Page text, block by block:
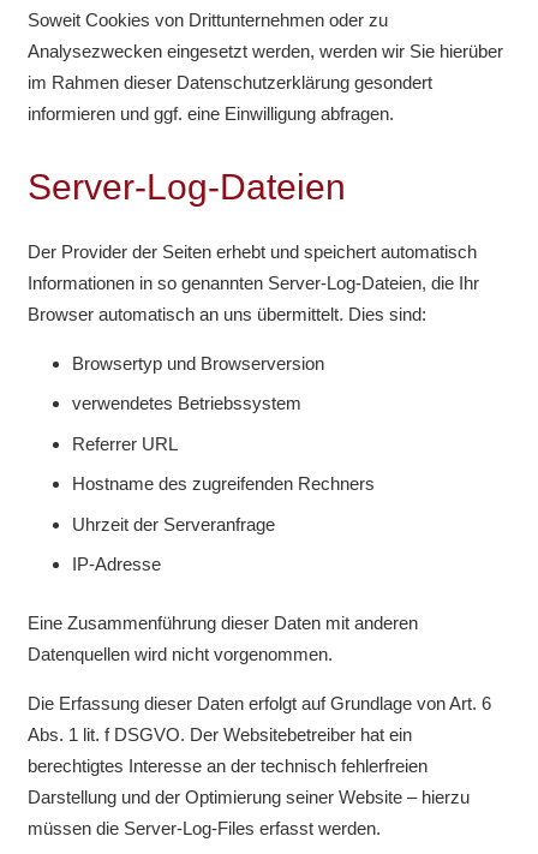
Soweit Cookies von Drittunternehmen oder zu
Analysezwecken eingesetzt werden, werden wir Sie hierüber
im Rahmen dieser Datenschutzerklärung gesondert
informieren und ggf. eine Einwilligung abfragen.
Server-Log-Dateien
Der Provider der Seiten erhebt und speichert automatisch
Informationen in so genannten Server-Log-Dateien, die Ihr
Browser automatisch an uns übermittelt. Dies sind:
Browsertyp und Browserversion
verwendetes Betriebssystem
Referrer URL
Hostname des zugreifenden Rechners
Uhrzeit der Serveranfrage
IP-Adresse
Eine Zusammenführung dieser Daten mit anderen
Datenquellen wird nicht vorgenommen.
Die Erfassung dieser Daten erfolgt auf Grundlage von Art. 6
Abs. 1 lit. f DSGVO. Der Websitebetreiber hat ein
berechtigtes Interesse an der technisch fehlerfreien
Darstellung und der Optimierung seiner Website – hierzu
müssen die Server-Log-Files erfasst werden.